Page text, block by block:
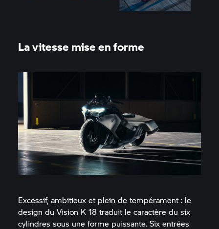
La vitesse mise en forme
Excessif, ambitieux et plein de tempérament : le
design du Vision K 18 traduit le caractère du six
cylindres sous une forme puissante. Six entrées